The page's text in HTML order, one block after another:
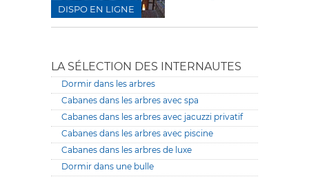
DISPO EN LIGNE
LA SÉLECTION DES INTERNAUTES
Dormir dans les arbres
Cabanes dans les arbres avec spa
Cabanes dans les arbres avec jacuzzi privatif
Cabanes dans les arbres avec piscine
Cabanes dans les arbres de luxe
Dormir dans une bulle